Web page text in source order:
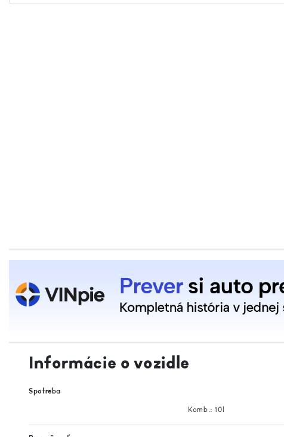
Informácie o vozidle
Spotreba
Komb.: 10l